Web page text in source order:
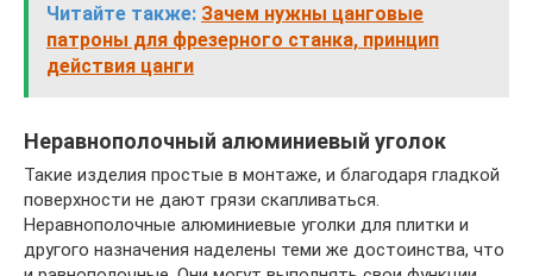
Читайте также: Зачем нужны цанговые
патроны для фрезерного станка, принцип
действия цанги
Неравнополочный алюминиевый уголок
Такие изделия простые в монтаже, и благодаря гладкой
поверхности не дают грязи скапливаться.
Неравнополочные алюминиевые уголки для плитки и
другого назначения наделены теми же достоинства, что